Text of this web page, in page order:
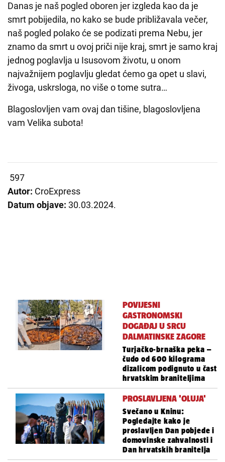
Danas je naš pogled oboren jer izgleda kao da je
smrt pobijedila, no kako se bude približavala večer,
naš pogled polako će se podizati prema Nebu, jer
znamo da smrt u ovoj priči nije kraj, smrt je samo kraj
jednog poglavlja u Isusovom životu, u onom
najvažnijem poglavlju gledat ćemo ga opet u slavi,
živoga, uskrsloga, no više o tome sutra…
Blagoslovljen vam ovaj dan tišine, blagoslovljena
vam Velika subota!
597
Autor: CroExpress
Datum objave: 30.03.2024.
POVIJESNI
GASTRONOMSKI
DOGAĐAJ U SRCU
DALMATINSKE ZAGORE
Turjačko-brnaška peka –
čudo od 600 kilograma
dizalicom podignuto u čast
hrvatskim braniteljima
PROSLAVLJENA 'OLUJA'
Svečano u Kninu:
Pogledajte kako je
proslavljen Dan pobjede i
domovinske zahvalnosti i
Dan hrvatskih branitelja